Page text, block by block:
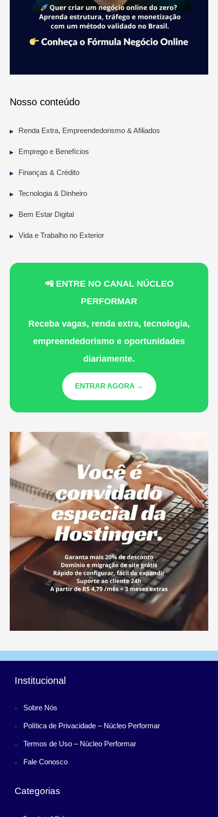
Nosso conteúdo
Renda Extra, Empreendedorismo & Afiliados
Emprego e Benefícios
Finanças & Crédito
Tecnologia & Dinheiro
Bem Estar Digital
Vida e Trabalho no Exterior
📲 ENTRE NO CANAL NÚCLEO
PERFORMAR
Receba vagas, renda extra, tecnologia,
empreendedorismo e oportunidades
diariamente.
ENTRAR AGORA →
Institucional
Sobre Nós
Política de Privacidade – Núcleo Performar
Termos de Uso – Núcleo Performar
Fale Conosco
Categorias